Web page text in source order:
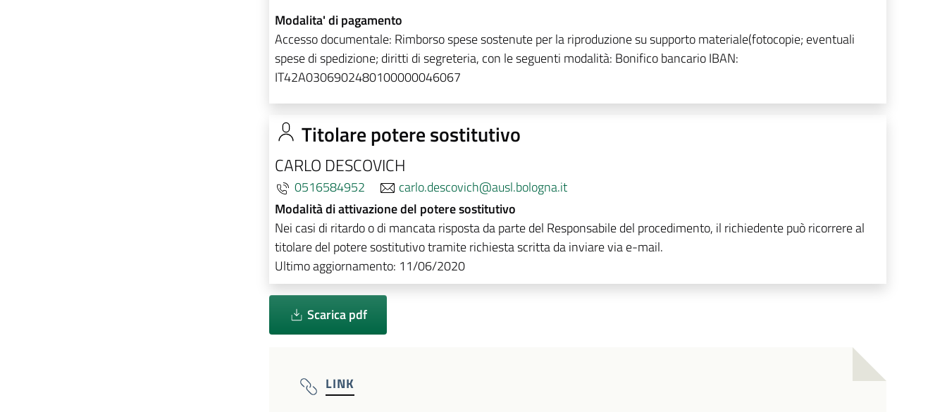
Modalita' di pagamento
Accesso documentale: Rimborso spese sostenute per la riproduzione su supporto materiale(fotocopie; eventuali
spese di spedizione; diritti di segreteria, con le seguenti modalità: Bonifico bancario IBAN:
IT42A0306902480100000046067
Titolare potere sostitutivo
CARLO DESCOVICH
0516584952
carlo.descovich@ausl.bologna.it
Modalità di attivazione del potere sostitutivo
Nei casi di ritardo o di mancata risposta da parte del Responsabile del procedimento, il richiedente può ricorrere al
titolare del potere sostitutivo tramite richiesta scritta da inviare via e-mail.
Ultimo aggiornamento: 11/06/2020
Scarica pdf
LINK